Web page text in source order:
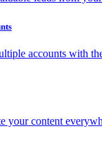
accounts with
your content